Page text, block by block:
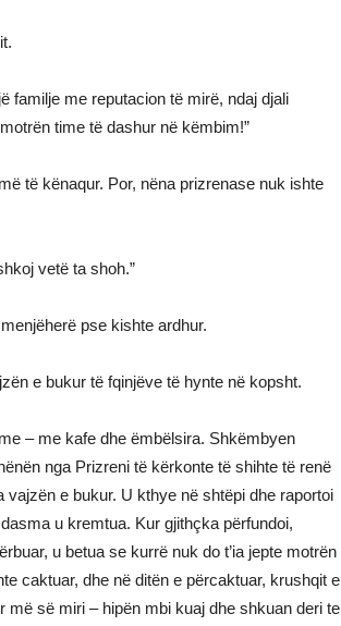
familje me reputacion të mirë, ndaj djali
time të dashur në këmbim!”
të kënaqur. Por, nëna prizrenase nuk ishte
vetë ta shoh.”
pse kishte ardhur.
e bukur të fqinjëve të hynte në kopsht.
– me kafe dhe ëmbëlsira. Shkëmbyen
nga Prizreni të kërkonte të shihte të renë
e bukur. U kthye në shtëpi dhe raportoi
u kremtua. Kur gjithçka përfundoi,
u betua se kurrë nuk do t’ia jepte motrën
caktuar, dhe në ditën e përcaktuar, krushqit e
së miri – hipën mbi kuaj dhe shkuan deri te